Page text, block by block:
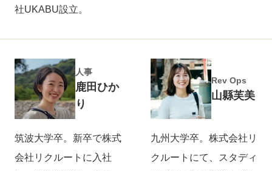
社UKABU設立。
人事
鹿田ひか
り
筑波大学卒。新卒で株式
会社リクルートに入社
Rev Ops
山縣芙美
九州大学卒。株式会社リ
クルートにて、スタディ